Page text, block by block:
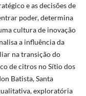
e as decisões de
poder, determina
cultura de inovação
a influência da
na transição do
de citros no Sítio dos
Batista, Santa
exploratória